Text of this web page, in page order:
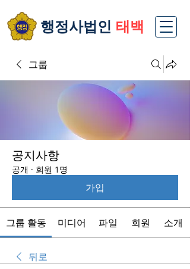
​행정사법인 태백
그룹
공지사항
공개 · 회원 1명
가입
그룹 활동 미디어 파일 회원 소개
뒤로